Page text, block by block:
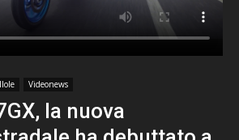
Videonews
la nuova